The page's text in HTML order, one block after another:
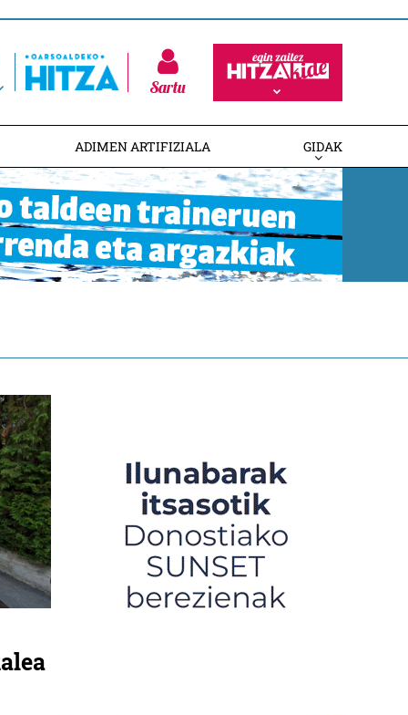
Sartu
ADIMEN ARTIFIZIALA GIDAK